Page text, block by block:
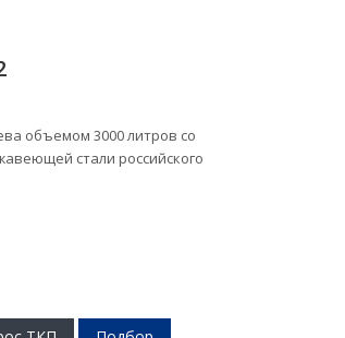
объемом 3000 литров со
стали российского